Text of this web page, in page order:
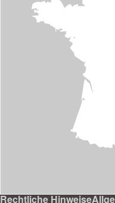
Rechtliche Hinweise